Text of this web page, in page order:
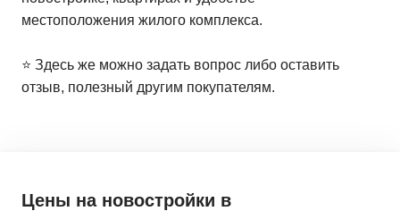
местоположения жилого комплекса.
⭐️ Здесь же можно задать вопрос либо оставить
отзыв, полезный другим покупателям.
Цены на новостройки в